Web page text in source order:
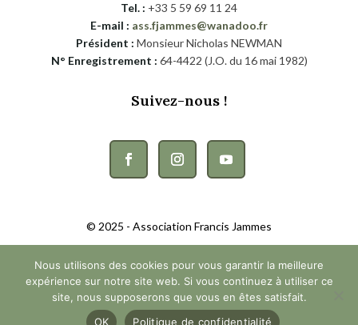
Tel. : +33 5 59 69 11 24
E-mail : ass.fjammes@wanadoo.fr
Président : Monsieur Nicholas NEWMAN
N° Enregistrement : 64-4422 (J.O. du 16 mai 1982)
Suivez-nous !
© 2025 - Association Francis Jammes
Politique de protection de la vie privée| Conditions générales de vente
Développement :Spargo Communication
Nous utilisons des cookies pour vous garantir la meilleure
expérience sur notre site web. Si vous continuez à utiliser ce
site, nous supposerons que vous en êtes satisfait.
OK
Politique de confidentialité